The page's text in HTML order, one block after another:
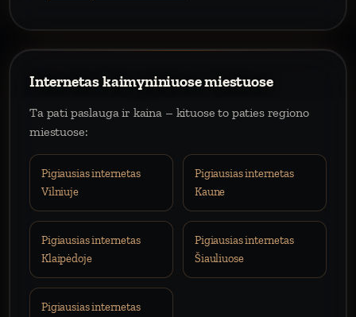
Internetas kaimyniniuose miestuose
Ta pati paslauga ir kaina – kituose to paties regiono
miestuose:
Pigiausias internetas
Vilniuje
Pigiausias internetas
Kaune
Pigiausias internetas
Klaipėdoje
Pigiausias internetas
Šiauliuose
Pigiausias internetas